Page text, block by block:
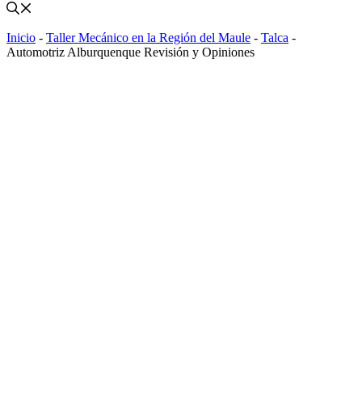
Inicio - Taller Mecánico en la Región del Maule - Talca -
Automotriz Alburquenque Revisión y Opiniones